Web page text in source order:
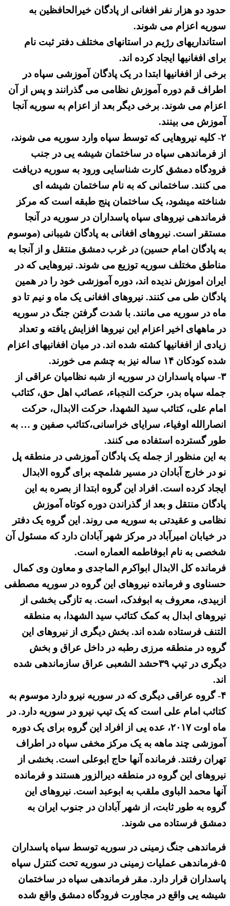
حدود دو هزار نفر افغانی از پادگان خیرالحافظین به
سوریه اعزام می شوند.
استانداریهای رژیم در استانهای مختلف دفتر ثبت نام
برای افغانیها ایجاد کرده اند.
برخی از افغانیها ابتدا در یک پادگان آموزشی سپاه در
اطراف قم دوره آموزش نظامی می گذرانند و پس از آن
اعزام می شوند. برخی دیگر بعد از اعزام به سوریه آنجا
آموزش می بینند.
۲- کلیه نیروهایی که توسط سپاه وارد سوریه می شوند،
از فرماندهی سپاه در ساختمان شیشه یی در جنب
فرودگاه دمشق کارت شناسایی ورود به سوریه دریافت
می کنند. ساختمانی که به نام ساختمان شیشه ای
شناخته میشود، یک ساختمان پنج طبقه است که مرکز
فرماندهی نیروهای سپاه پاسداران در سوریه در آنجا
مستقر است. نیروهای افغانی به پادگان شیبانی (موسوم
به پادگان امام حسین) در غرب دمشق منتقل و از آنجا به
مناطق مختلف سوریه توزیع می شوند. نیروهایی که در
ایران اموزش ندیده اند، دوره آموزشی خود را در همین
پادگان طی می کنند. نیروهای افغانی یک ماه و نیم تا دو
ماه در سوریه می مانند. با شدت گرفتن جنگ در سوریه
در ماههای اخیر اعزام این نیروها افزایش یافته و تعداد
زیادی از افغانیها کشته شده اند. در میان افغانیهای اعزام
شده کودکان ۱۴ ساله نیز به چشم می خورند.
۳- سپاه پاسداران در سوریه از شبه نظامیان عراقی از
جمله سپاه بدر، حرکت النجباء، عصائب اهل حق، کتائب
امام علی، کتائب سید الشهدا، حرکت الابدال، حرکت
انصارالله اوفیاء، سرایای خراسانی،کتائب صفین و … به
طور گسترده استفاده می کنند.
به این منظور از جمله یک پادگان آموزشی در منطقه پل
نو در خارج آبادان در مسیر شلمچه برای گروه الابدال
ایجاد کرده است. افراد این گروه ابتدا از بصره به این
پادگان منتقل و بعد از گذراندن دوره کوتاه آموزش
نظامی و عقیدتی به سوریه می روند. این گروه یک دفتر
در خیابان امیرآباد در مرکز شهر آبادان دارد که مسئول آن
شخصی به نام ابوفاطمه العماره است.
فرمانده کل الابدال ابواکرم الماجدی و معاون وی کمال
حسناوی و فرمانده نیروهای این گروه در سوریه مصطفی
ازبیدی، معروف به ابوفدک، است. به تازگی بخشی از
نیروهای ابدال به کمک کتائب سید الشهدا، به منطقه
التنف فرستاده شده اند. بخش دیگری از نیروهای این
گروه در منطقه مرزی رطبه در داخل عراق و بخش
دیگری در تیپ ۳۹حشد الشعبی عراق سازماندهی شده
اند.
۴- گروه عراقی دیگری که در سوریه نیرو دارد موسوم به
کتائب امام علی است که یک تیپ نیرو در سوریه دارد. در
ماه اوت ۲۰۱۷، عده یی از افراد این گروه برای یک دوره
آموزشی چند ماهه به یک مرکز مخفی سپاه در اطراف
تهران رفتند. فرمانده آنها حاج ابوعلی است. بخشی از
نیروهای این گروه در منطقه دیرالزور هستند و فرمانده
آنها محمد الباوی ملقب به ابوعبد است. نیروهای این
گروه به طور ثابت، از شهر آبادان در جنوب ایران به
دمشق فرستاده می شوند.
فرماندهی جنگ زمینی در سوریه توسط سپاه پاسداران
۵-فرماندهی عملیات زمینی در سوریه تحت کنترل سپاه
پاسداران قرار دارد. مقر فرماندهی سپاه در ساختمان
شیشه یی واقع در مجاورت فرودگاه دمشق واقع شده